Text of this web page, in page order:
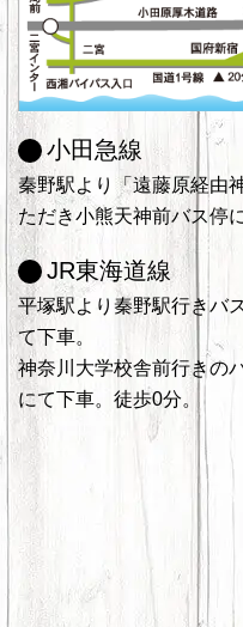
小田急線
秦野駅より「遠藤原経由
ただき小熊天神前バス停
JR東海道線
平塚駅より秦野駅行きバ
て下車。
神奈川大学校舎前行きの
にて下車。徒歩0分。